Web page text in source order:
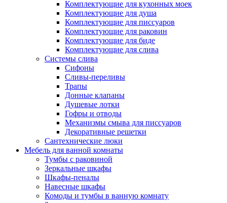
Комплектующие для кухонных моек
Комплектующие для душа
Комплектующие для писсуаров
Комплектующие для раковин
Комплектующие для биде
Комплектующие для слива
Системы слива
Сифоны
Сливы-переливы
Трапы
Донные клапаны
Душевые лотки
Гофры и отводы
Механизмы смыва для писсуаров
Декоративные решетки
Сантехнические люки
Мебель для ванной комнаты
Тумбы с раковиной
Зеркальные шкафы
Шкафы-пеналы
Навесные шкафы
Комоды и тумбы в ванную комнату